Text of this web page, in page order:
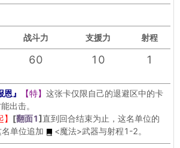
战斗力 支援力 射程
60 10 1
』
【特】 这张卡仅限自己的退避区中的卡
出击。
】 [翻面1]直到回合结束为止，这名单位的
单位追加
<魔法>武器与射程1-2。